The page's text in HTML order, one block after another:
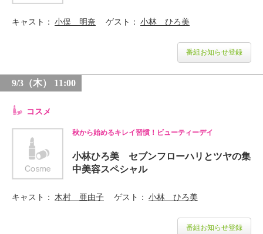
キャスト 小俣 明奈 ゲスト 小林 ひろ美
番組お知らせ登録
9/3（木） 11:00
コスメ
秋から始めるキレイ習慣！ビューティーデイ
小林ひろ美 セブンフローハリとツヤの集
中美容スペシャル
キャスト 木村 亜由子 ゲスト 小林 ひろ美
番組お知らせ登録